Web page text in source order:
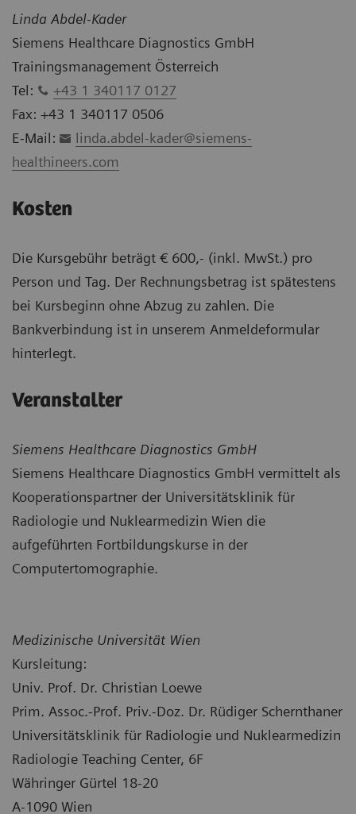
Linda Abdel-Kader
Siemens Healthcare Diagnostics GmbH
Trainingsmanagement Österreich
Tel:
+43 1 340117 0127
Fax: +43 1 340117 0506
E-Mail:
linda.abdel-kader@siemens-
healthineers.com
Kosten
Die Kursgebühr beträgt € 600,- (inkl. MwSt.) pro
Person und Tag. Der Rechnungsbetrag ist spätestens
bei Kursbeginn ohne Abzug zu zahlen. Die
Bankverbindung ist in unserem Anmeldeformular
hinterlegt.
Veranstalter
Siemens Healthcare Diagnostics GmbH
Siemens Healthcare Diagnostics GmbH vermittelt als
Kooperationspartner der Universitätsklinik für
Radiologie und Nuklearmedizin Wien die
aufgeführten Fortbildungskurse in der
Computertomographie.
Medizinische Universität Wien
Kursleitung:
Univ. Prof. Dr. Christian Loewe
Prim. Assoc.-Prof. Priv.-Doz. Dr. Rüdiger Schernthaner
Universitätsklinik für Radiologie und Nuklearmedizin
Radiologie Teaching Center, 6F
Währinger Gürtel 18-20
A-1090 Wien